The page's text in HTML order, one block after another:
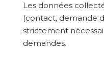
Les données
(contact, demande
strictement
demandes.